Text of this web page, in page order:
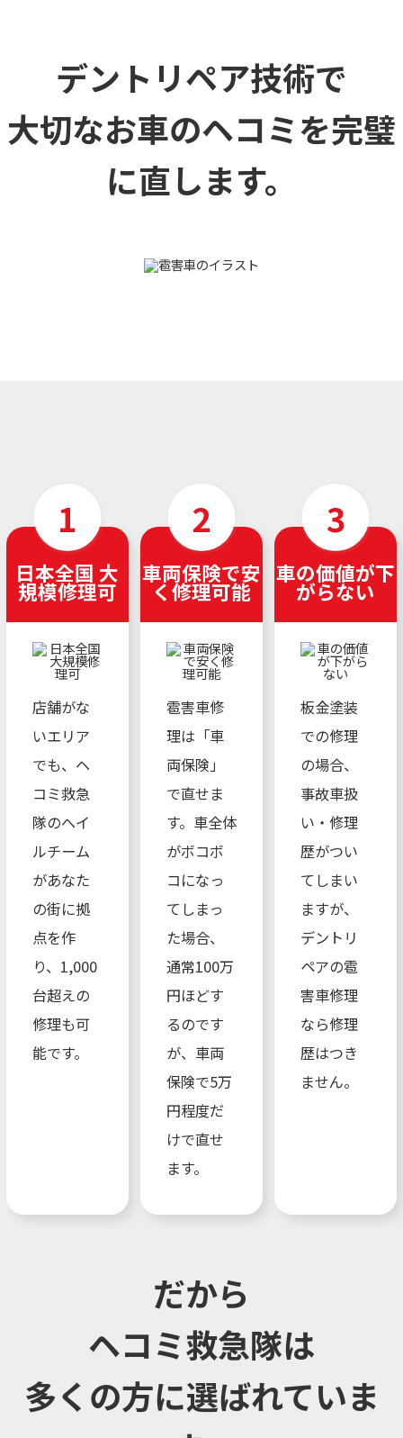
デントリペア技術で
大切なお車のヘコミを完璧
に直します。
日本全国 大
規模修理可
店舗がな
いエリア
でも、ヘ
コミ救急
隊のへイ
ルチーム
があなた
の街に拠
点を作
り、1,000
台超えの
修理も可
能です。
車両保険で安
く修理可能
雹害車修
理は「車
両保険」
で直せま
す。車全体
がボコボ
コになっ
てしまっ
た場合、
通常100万
円ほどす
るのです
が、車両
保険で5万
円程度だ
けで直せ
ます。
車の価値が下
がらない
板金塗装
での修理
の場合、
事故車扱
い・修理
歴がつい
てしまい
ますが、
デントリ
ペアの雹
害車修理
なら修理
歴はつき
ません。
だから
ヘコミ救急隊は
多くの方に選ばれていま